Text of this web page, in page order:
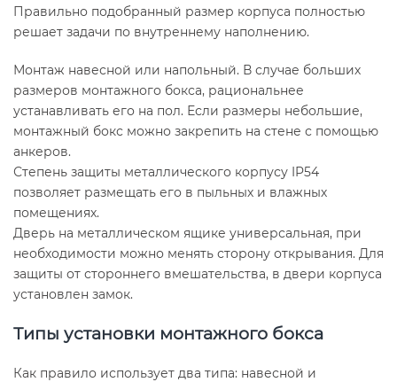
Правильно подобранный размер корпуса полностью
решает задачи по внутреннему наполнению.
Монтаж навесной или напольный. В случае больших
размеров монтажного бокса, рациональнее
устанавливать его на пол. Если размеры небольшие,
монтажный бокс можно закрепить на стене с помощью
анкеров.
Степень защиты металлического корпусу IP54
позволяет размещать его в пыльных и влажных
помещениях.
Дверь на металлическом ящике универсальная, при
необходимости можно менять сторону открывания. Для
защиты от стороннего вмешательства, в двери корпуса
установлен замок.
Типы установки монтажного бокса
Как правило использует два типа: навесной и